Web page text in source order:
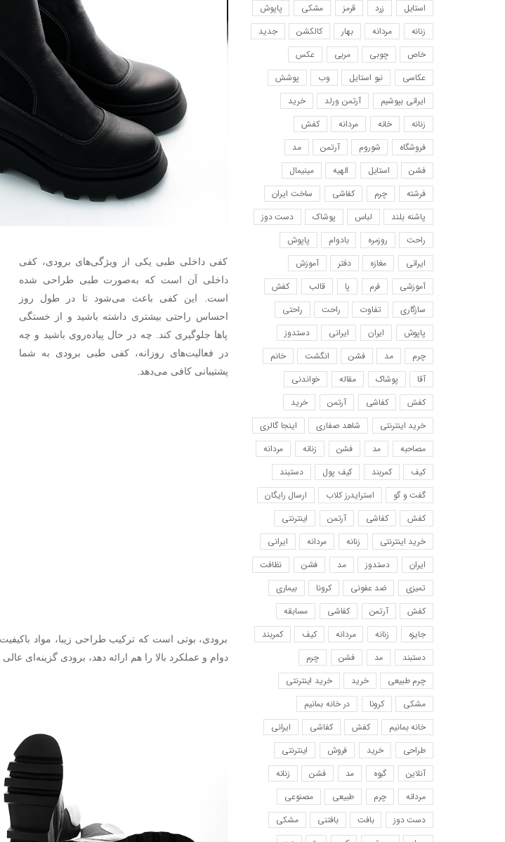
استایل
زرد قرمز مشکی
پاپوش
زنانه
مردانه بهار کالکشن
جدید
خاص
چوبی مربی
عکس
عکاسی
نیو استایل وب
پوشش
ایرانی بپوشیم
آرتمن ورلد
خرید
زنانه
خانه مردانه
کفش
فروشگاه
شوروم آرتمن
مد
فشن
استایل الهیه
مینیمال
فرشته
چرم کفاشی
ساخت ایران
پاشنه بلند
لباس پوشاک
دست دوز
راحت
روزمره بادوام
پاپوش
ایرانی
مغازه دفتر
آموزش
آموزشی
فرم پا قالب
کفش
سازگاری
تفاوت راحت
راحتی
پاپوش
ایران ایرانی
دستدوز
چرم
مد فشن انگشت
خانم
آقا
پوشاک مقاله
خواندنی
کفش
کفاشی آرتمن
خرید
خرید اینترنتی
شاهد صفاری
اینجا گالری
مصاحبه
مد فشن زنانه
مردانه
کیف
کمربند کیف پول
دستبند
گفت و گو
استرایدرز کلاب
ارسال رایگان
کفش
کفاشی آرتمن
اینترنتی
خرید اینترنتی
زنانه مردانه
ایرانی
ایران
دستدوز مد فشن
نظافت
تمیزی
ضد عفونی کرونا
بیماری
کفش
آرتمن کفاشی
مسابقه
جایزه
زنانه مردانه کیف
کمربند
دستبند
مد فشن
چرم
چرم طبیعی
خرید
خرید اینترنتی
مشکی
کرونا
در خانه بمانیم
خانه بمانیم
کفش کفاشی
ایرانی
طراحی
خرید فروش
اینترنتی
آنلاین
گیوه مد فشن
زنانه
مردانه
چرم طبیعی
مصنوعی
دست دوز
بافت بافتنی
مشکی
کفی داخلی طبی یکی از ویژگی‌های برودی، کفی
داخلی آن است که به‌صورت طبی طراحی شده
است. این کفی باعث می‌شود تا در طول روز
احساس راحتی بیشتری داشته باشید و از خستگی
پاها جلوگیری کند. چه در حال پیاده‌روی باشید و چه
در فعالیت‌های روزانه، کفی طبی برودی به شما
پشتیبانی کافی می‌دهد.
برودی، بوتی است که ترکیب طراحی زیبا، مواد
دوام و عملکرد بالا را هم ارائه دهد، برودی گزینه‌ای